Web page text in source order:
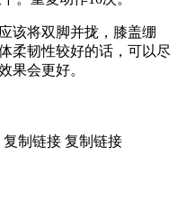
该将双脚并拢，膝盖绷
柔韧性较好的话，可以尽
果会更好。
复制链接 复制链接